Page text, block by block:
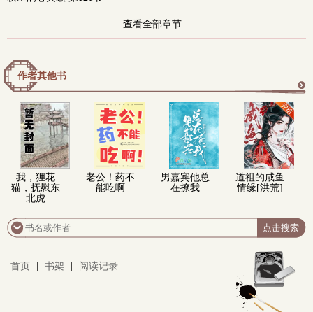
查看全部章节...
作者其他书
我，狸花
猫，抚慰东
北虎
老公！药不
能吃啊
男嘉宾他总
在撩我
道祖的咸鱼
情缘[洪荒]
首页 书架 阅读记录